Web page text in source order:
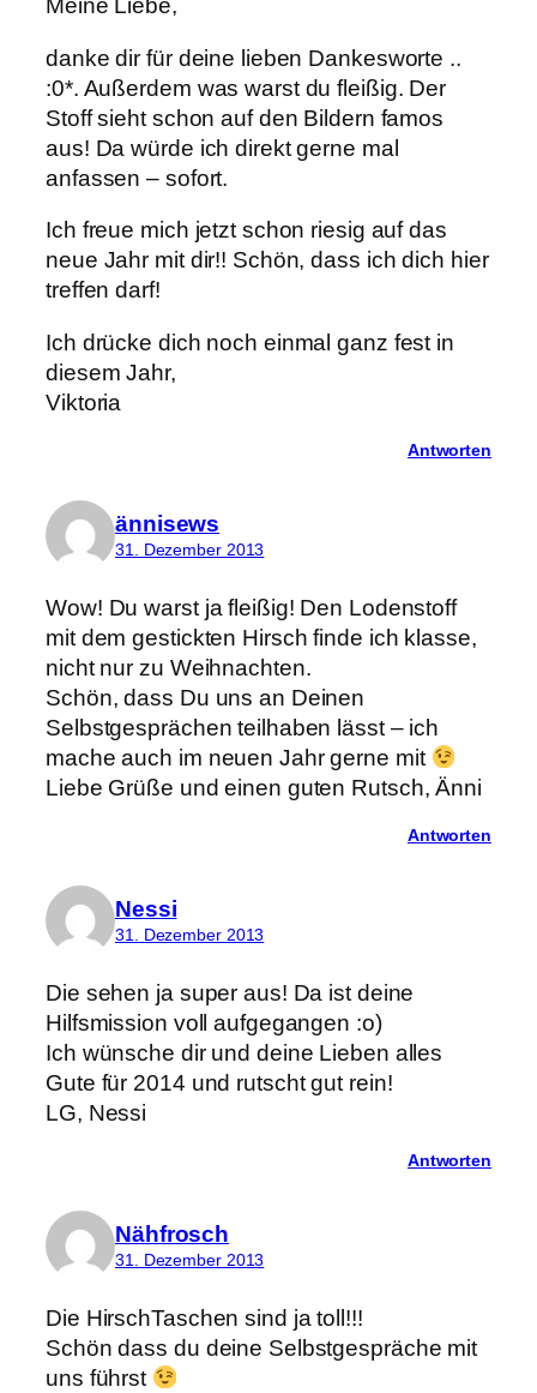
Meine Liebe,
danke dir für deine lieben Dankesworte ..
:0*. Außerdem was warst du fleißig. Der
Stoff sieht schon auf den Bildern famos
aus! Da würde ich direkt gerne mal
anfassen – sofort.
Ich freue mich jetzt schon riesig auf das
neue Jahr mit dir!! Schön, dass ich dich hier
treffen darf!
Ich drücke dich noch einmal ganz fest in
diesem Jahr,
Viktoria
Antworten
ännisews
31. Dezember 2013
Wow! Du warst ja fleißig! Den Lodenstoff
mit dem gestickten Hirsch finde ich klasse,
nicht nur zu Weihnachten.
Schön, dass Du uns an Deinen
Selbstgesprächen teilhaben lässt – ich
mache auch im neuen Jahr gerne mit
Liebe Grüße und einen guten Rutsch, Änni
Antworten
Nessi
31. Dezember 2013
Die sehen ja super aus! Da ist deine
Hilfsmission voll aufgegangen :o)
Ich wünsche dir und deine Lieben alles
Gute für 2014 und rutscht gut rein!
LG, Nessi
Antworten
Nähfrosch
31. Dezember 2013
Die HirschTaschen sind ja toll!!!
Schön dass du deine Selbstgespräche mit
uns führst